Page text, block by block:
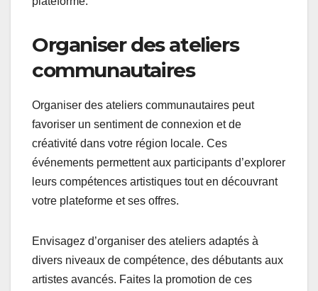
Organiser des ateliers
communautaires
Organiser des ateliers communautaires peut
favoriser un sentiment de connexion et de
créativité dans votre région locale. Ces
événements permettent aux participants d’explorer
leurs compétences artistiques tout en découvrant
votre plateforme et ses offres.
Envisagez d’organiser des ateliers adaptés à
divers niveaux de compétence, des débutants aux
artistes avancés. Faites la promotion de ces